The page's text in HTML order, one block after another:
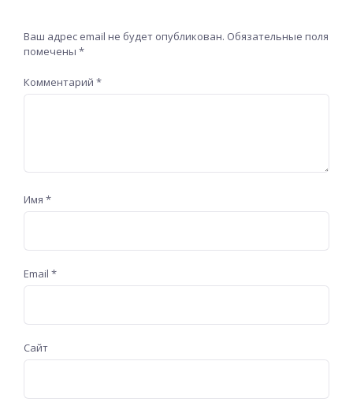
Ваш адрес email не будет опубликован. Обязательные поля
помечены *
Комментарий *
Имя *
Email *
Сайт